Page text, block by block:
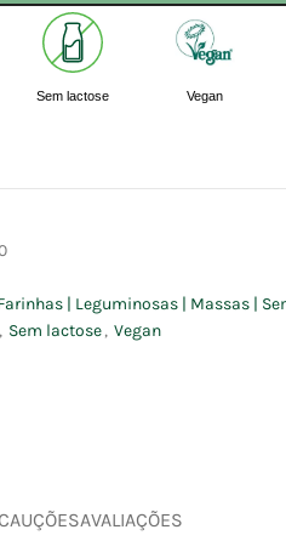
Sem lactose Vegan
| Leguminosas | Massas |
, Sem lactose, Vegan
AVALIAÇÕES